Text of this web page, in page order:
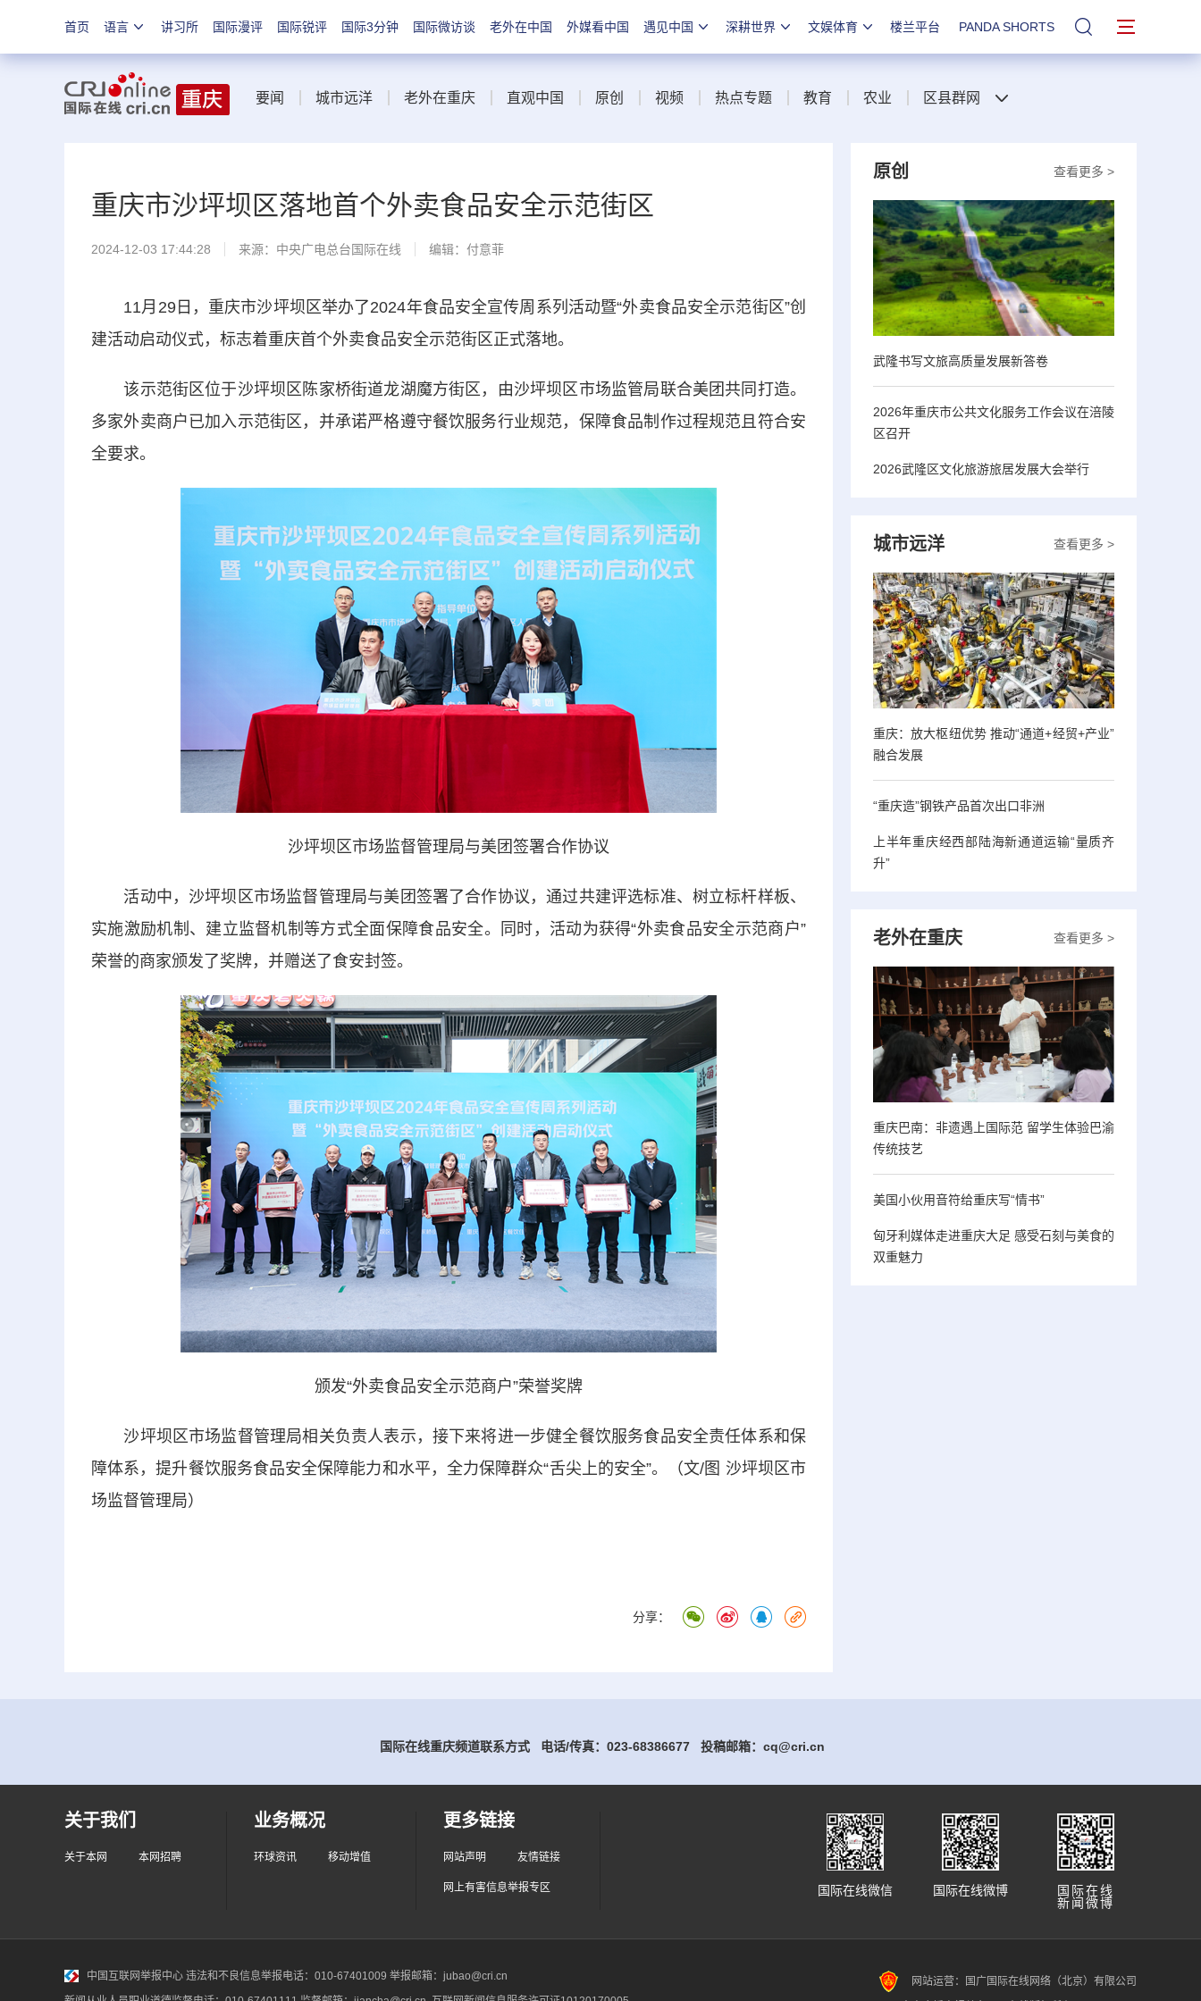
首页 语言 讲习所 国际漫评 国际锐评 国际3分钟 国际微访谈 老外在中国 外媒看中国 遇见中国 深耕世界 文娱体育 楼兰平台 PANDA SHORTS 站内搜索
要闻 城市远洋 老外在重庆 直观中国 原创 视频 热点专题 教育 农业 区县群网
重庆市沙坪坝区落地首个外卖食品安全示范街区
2024-12-03 17:44:28 来源：中央广电总台国际在线 编辑：付意菲
11月29日，重庆市沙坪坝区举办了2024年食品安全宣传周系列活动暨“外卖食品安全示范街区”创
建活动启动仪式，标志着重庆首个外卖食品安全示范街区正式落地。
该示范街区位于沙坪坝区陈家桥街道龙湖魔方街区，由沙坪坝区市场监管局联合美团共同打造。
多家外卖商户已加入示范街区，并承诺严格遵守餐饮服务行业规范，保障食品制作过程规范且符合安
全要求。
沙坪坝区市场监督管理局与美团签署合作协议
活动中， 沙坪坝区市场监督管理局与美团签署了合作协议，通过共建评选标准、树立标杆样板、
实施激励机制、建立监督机制等方式全面保障食品安全。同时，活动为获得“外卖食品安全示范商户”
荣誉的商家颁发了奖牌，并赠送了食安封签。
颁发“外卖食品安全示范商户”荣誉奖牌
沙坪坝区市场监督管理局相关负责人表示，接下来将进一步健全餐饮服务食品安全责任体系和保
障体系，提升餐饮服务食品安全保障能力和水平，全力保障群众“舌尖上的安全”。（文/图 沙坪坝区市
场监督管理局）
分享：
查看更多 >
原创
武隆书写文旅高质量发展新答卷
2026年重庆市公共文化服务工作会议在涪陵
区召开
2026武隆区文化旅游旅居发展大会举行
查看更多 >
城市远洋
重庆：放大枢纽优势 推动“通道+经贸+产业”
融合发展
“重庆造”钢铁产品首次出口非洲
上半年重庆经西部陆海新通道运输“量质齐
升”
查看更多 >
老外在重庆
重庆巴南：非遗遇上国际范 留学生体验巴渝
传统技艺
美国小伙用音符给重庆写“情书”
匈牙利媒体走进重庆大足 感受石刻与美食的
双重魅力
国际在线重庆频道联系方式 电话/传真：023-68386677 投稿邮箱：cq@cri.cn
关于我们
关于本网 本网招聘
业务概况
环球资讯 移动增值
更多链接
网站声明 友情链接
网上有害信息举报专区
国际在线
新闻微博
国际在线微博
国际在线微信
中国互联网举报中心 违法和不良信息举报电话：010-67401009 举报邮箱：jubao@cri.cn
网站运营：国广国际在线网络（北京）有限公司